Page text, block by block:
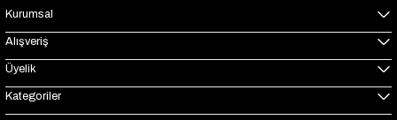
Kurumsal
Alışveriş
Üyelik
Kategoriler